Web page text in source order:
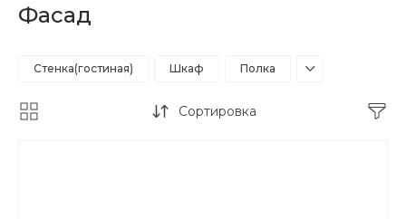
Фасад
Стенка(гостиная) Шкаф Полка
Сортировка